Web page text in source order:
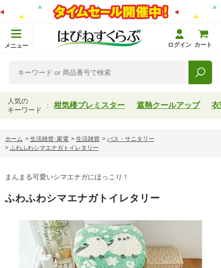
メニュー ログイン カート
人気の
キーワード
柑気楼プレミスター 遮熱クールアップ 衣
ホーム > 生活雑貨･家電 > 生活雑貨 > バス・サニタリー
> ふわふわシマエナガトイレタリー
まんまる可愛いシマエナガにほっこり！
ふわふわシマエナガトイレタリー